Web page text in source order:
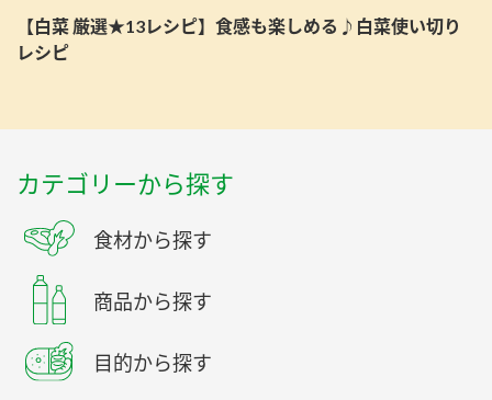
【白菜 厳選★13レシピ】食感も楽しめる♪白菜使い切り
レシピ
カテゴリーから探す
食材から探す
商品から探す
目的から探す